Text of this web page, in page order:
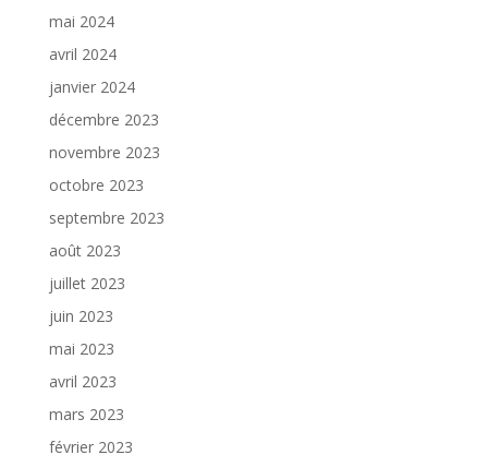
mai 2024
avril 2024
janvier 2024
décembre 2023
novembre 2023
octobre 2023
septembre 2023
août 2023
juillet 2023
juin 2023
mai 2023
avril 2023
mars 2023
février 2023